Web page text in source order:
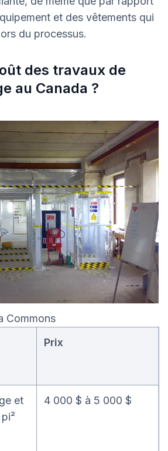
et des vêtements qui
du processus.
des travaux de
au Canada ?
Commons
Prix
et
4 000 $ à 5 000 $